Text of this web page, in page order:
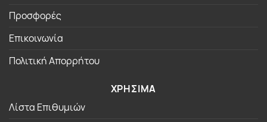
Προσφορές
Επικοινωνία
Πολιτική Απορρήτου
ΧΡΗΣΙΜΑ
Λίστα Επιθυμιών